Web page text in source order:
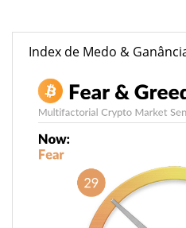
Index de Medo &